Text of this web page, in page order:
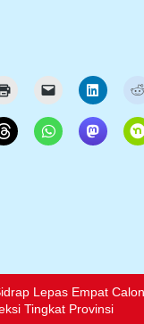
Lepas Empat
Tingkat Provinsi